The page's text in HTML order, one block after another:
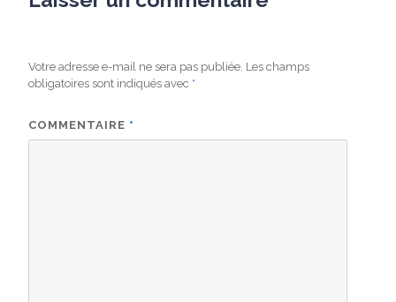
Votre adresse e-mail ne sera pas publiée. Les champs
obligatoires sont indiqués avec *
COMMENTAIRE *